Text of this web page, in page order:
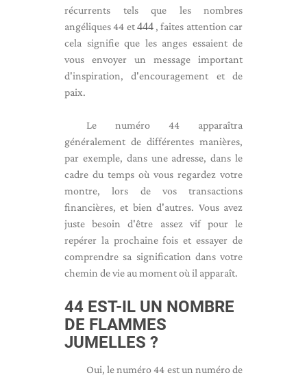
récurrents tels que les nombres
angéliques 44 et444, faites attention car
cela signifie que les anges essaient de
vous envoyer un message important
d'inspiration, d'encouragement et de
paix.
Le numéro 44 apparaîtra
généralement de différentes manières,
par exemple, dans une adresse, dans le
cadre du temps où vous regardez votre
montre, lors de vos transactions
financières, et bien d'autres. Vous avez
juste besoin d'être assez vif pour le
repérer la prochaine fois et essayer de
comprendre sa signification dans votre
chemin de vie au moment où il apparaît.
44 EST-IL UN NOMBRE
DE FLAMMES
JUMELLES ?
Oui, le numéro 44 est un numéro de